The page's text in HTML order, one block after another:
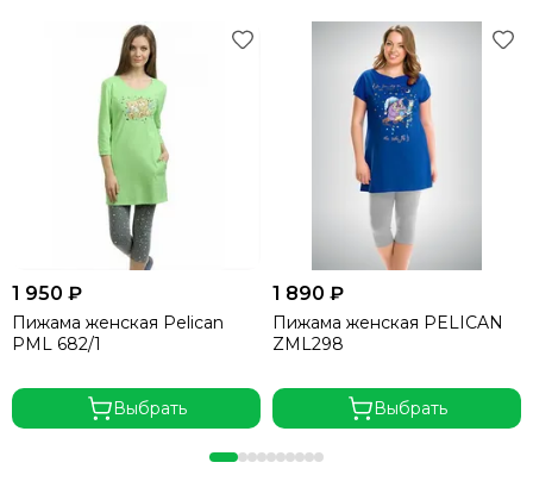
1 950 ₽
Пижама женская Pelican
PML 682/1
Выбрать
1 890 ₽
Пижама женская PELICAN
ZML298
Выбрать